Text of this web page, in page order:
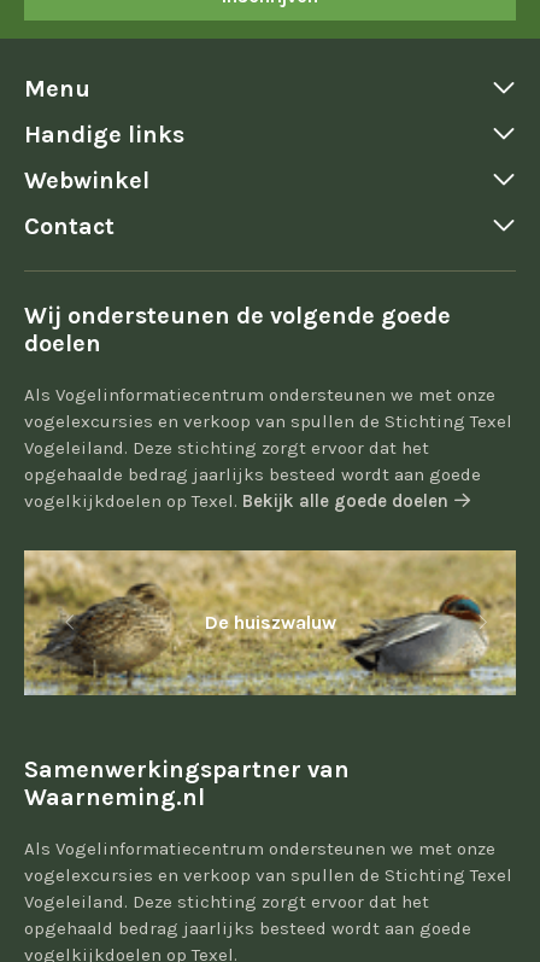
Menu
Handige links
Webwinkel
Contact
Wij ondersteunen de volgende goede
doelen
Als Vogelinformatiecentrum ondersteunen we met onze
vogelexcursies en verkoop van spullen de Stichting Texel
Vogeleiland. Deze stichting zorgt ervoor dat het
opgehaalde bedrag jaarlijks besteed wordt aan goede
vogelkijkdoelen op Texel. Bekijk alle goede doelen
De huiszwaluw
Samenwerkingspartner van
Waarneming.nl
Als Vogelinformatiecentrum ondersteunen we met onze
vogelexcursies en verkoop van spullen de Stichting Texel
Vogeleiland. Deze stichting zorgt ervoor dat het
opgehaald bedrag jaarlijks besteed wordt aan goede
vogelkijkdoelen op Texel.